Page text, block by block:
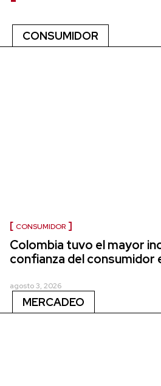
CONSUMIDOR
CONSUMIDOR
Colombia tuvo el mayor
confianza del consumidor
agosto 3, 2026
MERCADEO